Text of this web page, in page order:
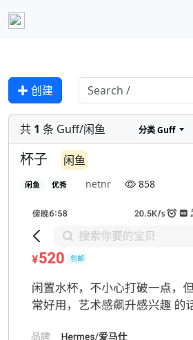
✚ 创建
共 1 条 Guff/闲鱼 分类Guff
杯子 闲鱼
闲鱼 优秀 netnr 858